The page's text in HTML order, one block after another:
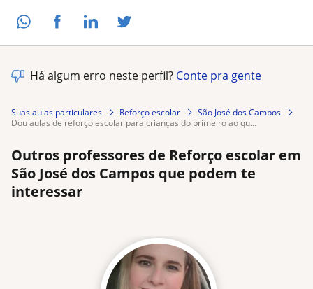
Há algum erro neste perfil? Conte pra gente
Suas aulas particulares Reforço escolar
São José dos Campos
dou aulas de reforço escolar para crianças do primeiro ao qu...
Outros professores de Reforço escolar em
São José dos Campos que podem te
interessar